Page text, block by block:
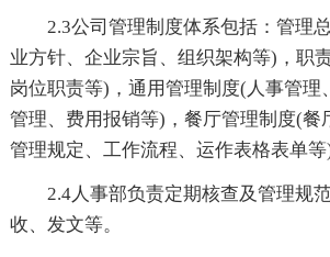
2.3公司管理制度体系包括：管理
业方针、企业宗旨、组织架构等)，职
岗位职责等)，通用管理制度(人事管理
管理、费用报销等)，餐厅管理制度(餐
管理规定、工作流程、运作表格表单等)
2.4人事部负责定期核查及管理规
收、发文等。